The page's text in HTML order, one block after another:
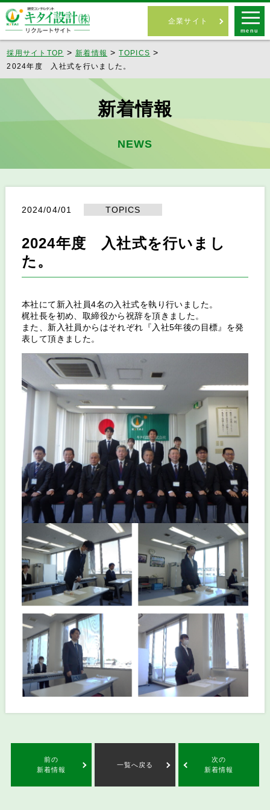
企業サイト
menu
採用サイトTOP 新着情報
TOPICS
2024年度 入社式を行いました。
新着情報
NEWS
2024/04/01 TOPICS
2024年度 入社式を行いまし
た。
本社にて新入社員4名の入社式を執り行いました。
梶社長を初め、取締役から祝辞を頂きました。
また、新入社員からはそれぞれ『入社5年後の目標』を発
表して頂きました。
前の
新着情報
一覧へ戻る
次の
新着情報